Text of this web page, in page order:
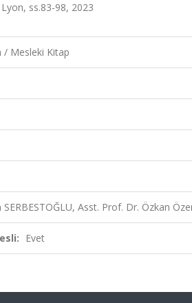
ss.83-98, 2023
Mesleki Kitap
Asst. Prof. Dr. Özkan
Evet